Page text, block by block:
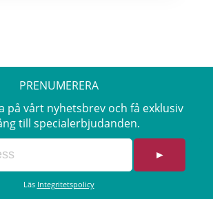
i Stockholm, Göteborg, Malmö,
Jönköping, Karlstad, Linköping,
här>>>
PRENUMERERA
på vårt nyhetsbrev och få exklusiv
till specialerbjudanden.
►
Läs Integritetspolicy